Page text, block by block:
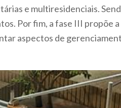
e multiresidenciais.
Por fim, a fase III propõe
aspectos de